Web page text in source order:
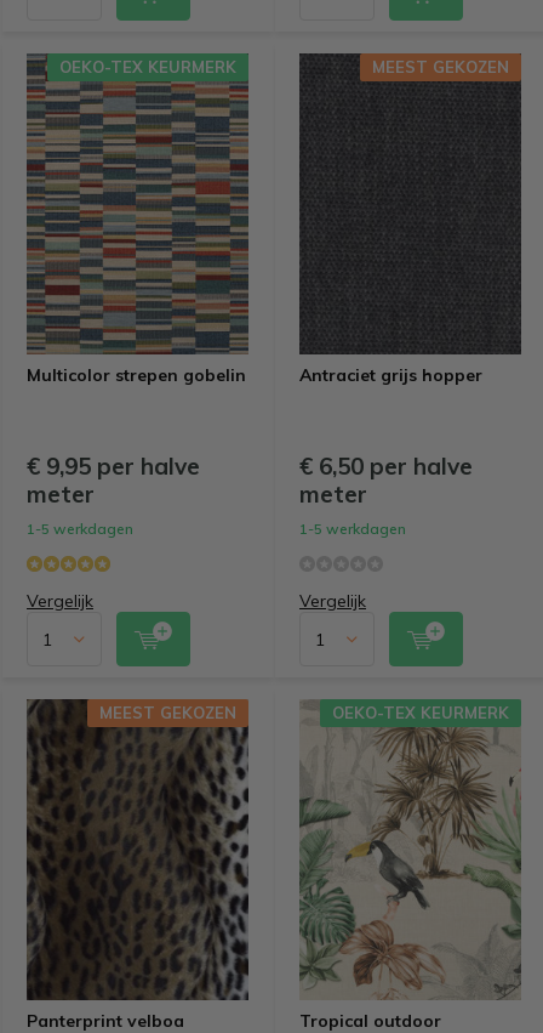
Multicolor strepen gobelin
OEKO-TEX KEURMERK
€ 9,95 per halve
meter
1-5 werkdagen
Vergelijk
Antraciet grijs hopper
MEEST GEKOZEN
€ 6,50 per halve
meter
1-5 werkdagen
Vergelijk
Panterprint velboa
MEEST GEKOZEN
Tropical outdoor
OEKO-TEX KEURMERK